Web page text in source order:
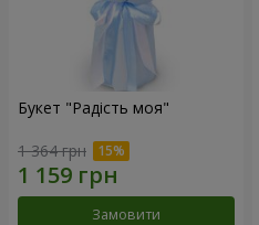
Букет "Радість моя"
1 364 грн
Замовити